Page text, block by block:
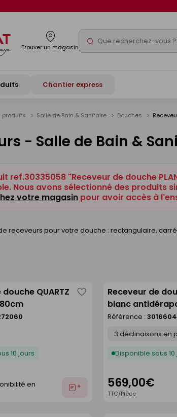
Trouver un magasin Rechercher
Chantier express
produits Salle de Bain & Sanitaire Douches
- Salle de Bain &
ref.30335058 "Receveur de douche
Nous avons sélectionné des produits
votre magasin pour avoir accès à
receveurs pour votre douche : rectangulaire,
QUARTZ
10 jours
en
Ajouter
Enregistrer
comme
Receveur de
blanc
Référence :
Disponible sous 10
569,00€
TTC/Pièce